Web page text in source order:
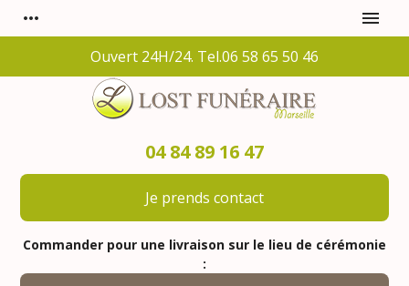
more_horiz menu
Ouvert 24H/24. Tel.06 58 65 50 46
04 84 89 16 47
Je prends contact
Commander pour une livraison sur le lieu de cérémonie
: